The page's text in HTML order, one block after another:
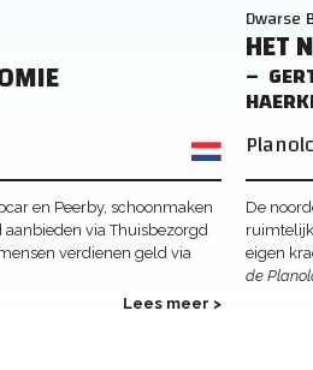
en Peerby, schoonmaken
via Thuisbezorgd
verdienen geld via
Lees meer >
Dwarse
HET
De
eigen
de